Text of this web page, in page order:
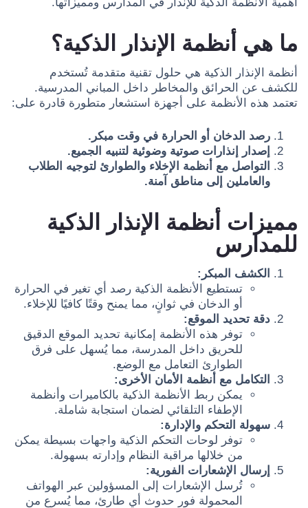
أهمية الأنظمة الذكية للإنذار في المدارس ومميزاتها.
ما هي أنظمة الإنذار الذكية؟
أنظمة الإنذار الذكية هي حلول تقنية متقدمة تُستخدم
للكشف عن الحرائق والمخاطر داخل المباني المدرسية.
تعتمد هذه الأنظمة على أجهزة استشعار متطورة قادرة على:
رصد الدخان أو الحرارة في وقت مبكر.
إصدار إنذارات صوتية وضوئية لتنبيه الجميع.
التواصل مع أنظمة الإخلاء والطوارئ لتوجيه الطلاب
والعاملين إلى مناطق آمنة.
مميزات أنظمة الإنذار الذكية
للمدارس
الكشف المبكر:
تستطيع الأنظمة الذكية رصد أي تغير في الحرارة
أو الدخان في ثوانٍ، مما يمنح وقتًا كافيًا للإخلاء.
دقة تحديد الموقع:
توفر هذه الأنظمة إمكانية تحديد الموقع الدقيق
للحريق داخل المدرسة، مما يُسهل على فرق
الطوارئ التعامل مع الوضع.
التكامل مع أنظمة الأمان الأخرى:
يمكن ربط الأنظمة الذكية بالكاميرات وأنظمة
الإطفاء التلقائي لضمان استجابة شاملة.
سهولة التحكم والإدارة:
توفر لوحات التحكم الذكية واجهات بسيطة يمكن
من خلالها مراقبة النظام وإدارته بسهولة.
إرسال الإشعارات الفورية:
تُرسل الإشعارات إلى المسؤولين عبر الهواتف
المحمولة فور حدوث أي طارئ، مما يُسرع من